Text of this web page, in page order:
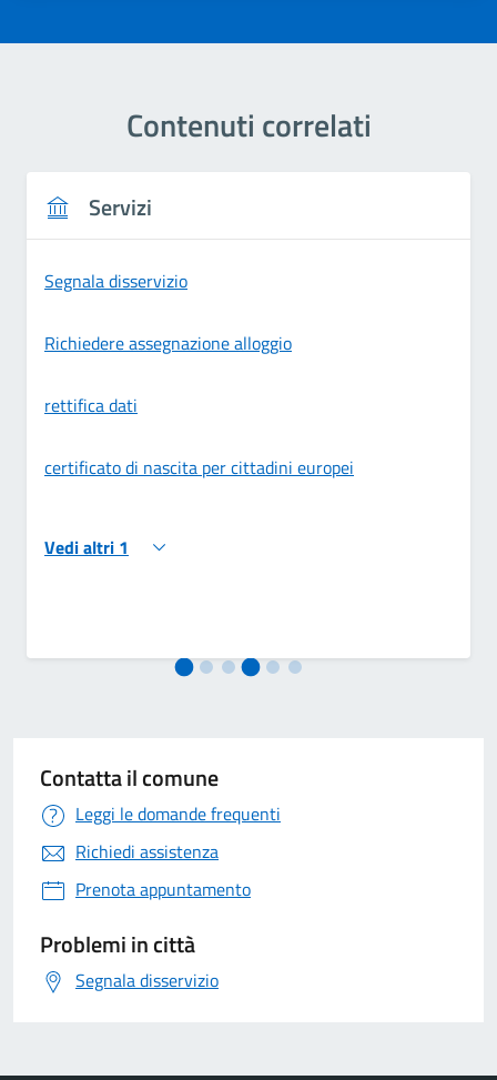
Contenuti correlati
Servizi
Segnala disservizio
Richiedere assegnazione alloggio
rettifica dati
certificato di nascita per cittadini europei
Vedi altri 1
Contatta il comune
Leggi le domande frequenti
Richiedi assistenza
Prenota appuntamento
Problemi in città
Segnala disservizio